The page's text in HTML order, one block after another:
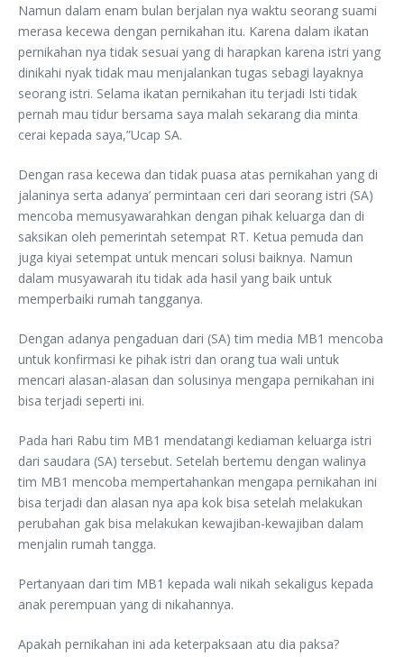
Namun dalam enam bulan berjalan nya waktu seorang suami
merasa kecewa dengan pernikahan itu. Karena dalam ikatan
pernikahan nya tidak sesuai yang di harapkan karena istri yang
dinikahi nyak tidak mau menjalankan tugas sebagi layaknya
seorang istri. Selama ikatan pernikahan itu terjadi Isti tidak
pernah mau tidur bersama saya malah sekarang dia minta
cerai kepada saya,”Ucap SA.
Dengan rasa kecewa dan tidak puasa atas pernikahan yang di
jalaninya serta adanya’ permintaan ceri dari seorang istri (SA)
mencoba memusyawarahkan dengan pihak keluarga dan di
saksikan oleh pemerintah setempat RT. Ketua pemuda dan
juga kiyai setempat untuk mencari solusi baiknya. Namun
dalam musyawarah itu tidak ada hasil yang baik untuk
memperbaiki rumah tangganya.
Dengan adanya pengaduan dari (SA) tim media MB1 mencoba
untuk konfirmasi ke pihak istri dan orang tua wali untuk
mencari alasan-alasan dan solusinya mengapa pernikahan ini
bisa terjadi seperti ini.
Pada hari Rabu tim MB1 mendatangi kediaman keluarga istri
dari saudara (SA) tersebut. Setelah bertemu dengan walinya
tim MB1 mencoba mempertahankan mengapa pernikahan ini
bisa terjadi dan alasan nya apa kok bisa setelah melakukan
perubahan gak bisa melakukan kewajiban-kewajiban dalam
menjalin rumah tangga.
Pertanyaan dari tim MB1 kepada wali nikah sekaligus kepada
anak perempuan yang di nikahannya.
Apakah pernikahan ini ada keterpaksaan atu dia paksa?